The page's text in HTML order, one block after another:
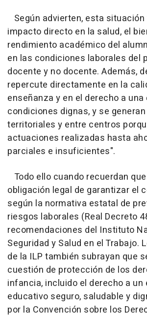
Según advierten, esta situación
impacto directo en la salud, el
rendimiento académico del
en las condiciones laborales del
docente y no docente. Además,
repercute directamente en la
enseñanza y en el derecho a
condiciones dignas, y se
territoriales y entre centros
actuaciones realizadas hasta
parciales e insuficientes".
Todo ello cuando recuerdan
obligación legal de garantizar el
según la normativa estatal de
riesgos laborales (Real Decreto
recomendaciones del Instituto
Seguridad y Salud en el Trabajo.
de la ILP también subrayan que
cuestión de protección de los
infancia, incluido el derecho a un
educativo seguro, saludable y
por la Convención sobre los